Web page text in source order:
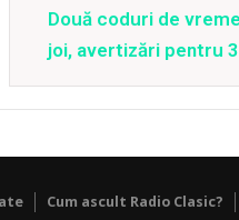
Două coduri de
joi, avertizări pentru
Cum ascult Radio Clasic?